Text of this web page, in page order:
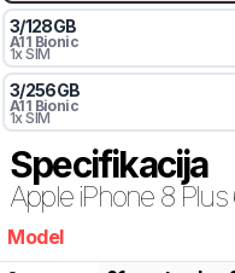
3/128GB
A11 Bionic
1x SIM
3/256GB
A11 Bionic
1x SIM
Specifikacija
Apple iPhone 8
Model